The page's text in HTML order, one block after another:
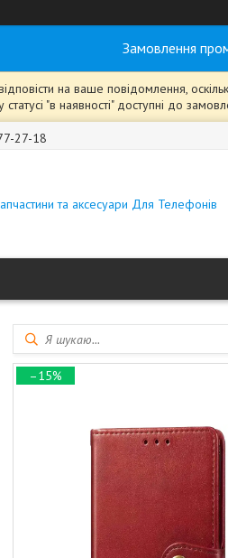
Замовлення
на ваше повідомлення,
статусі "в наявності" доступні до
27-18
та аксесуари Для Телефонів
–15%